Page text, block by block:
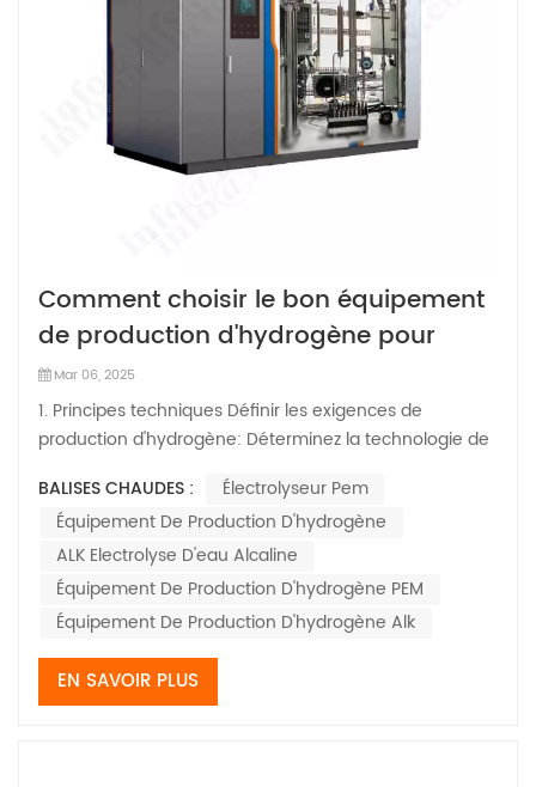
Comment choisir le bon équipement
de production d'hydrogène pour
votre installation？
Mar 06, 2025
1. Principes techniques Définir les exigences de
production d'hydrogène: Déterminez la technologie de
l'échelle et des exigences de pureté de votre
installation. Par exemple, l'électrolyse en eau peut être
plus adaptée aux institutions de reche...
BALISES CHAUDES :
Électrolyseur Pem
Équipement De Production D'hydrogène
ALK Electrolyse D'eau Alcaline
Équipement De Production D'hydrogène PEM
Équipement De Production D'hydrogène Alk
EN SAVOIR PLUS